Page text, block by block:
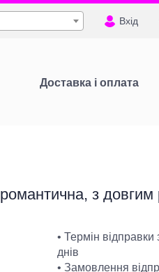
Вхід
Доставка і оплата
з довгим
• Термін
днів
• Замовлення